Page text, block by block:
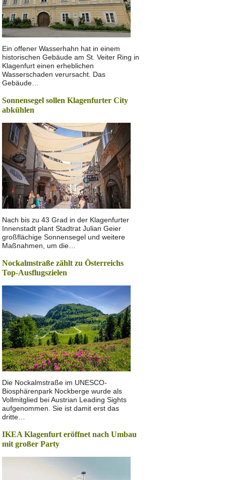
Ein offener Wasserhahn hat in einem
historischen Gebäude am St. Veiter Ring in
Klagenfurt einen erheblichen
Wasserschaden verursacht. Das
Gebäude…
Sonnensegel sollen Klagenfurter City
abkühlen
Nach bis zu 43 Grad in der Klagenfurter
Innenstadt plant Stadtrat Julian Geier
großflächige Sonnensegel und weitere
Maßnahmen, um die…
Nockalmstraße zählt zu Österreichs
Top-Ausflugszielen
Die Nockalmstraße im UNESCO-
Biosphärenpark Nockberge wurde als
Vollmitglied bei Austrian Leading Sights
aufgenommen. Sie ist damit erst das
dritte…
IKEA Klagenfurt eröffnet nach Umbau
mit großer Party